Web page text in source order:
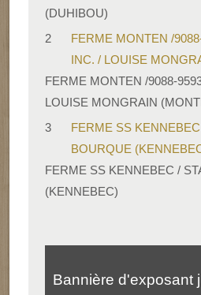
(DUHIBOU)
2
FERME MONTEN /
INC. / LOUISE
FERME MONTEN /9088-
LOUISE MONGRAIN
3
FERME SS
BOURQUE
FERME SS KENNEBEC /
(KENNEBEC)
Bannière d'exposant